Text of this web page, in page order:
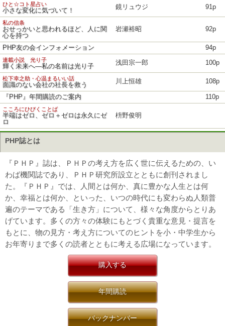
ひと☆コト星占い
小さな変化に気づいて！ 鏡リュウジ 91p
私の信条
おせっかいと思われるほど、人に関
心を持つ
岩瀬裕昭 92p
PHP友の会インフォメーション 94p
連載小説 光り子
輝く未来へ―私の名前は光り子 浅田宗一郎 100p
松下幸之助・心温まるいい話
面識のない会社の社長を救う 川上恒雄 108p
『PHP』年間購読のご案内 110p
こころにひびくことば
半端はゼロ、ゼロ＋ゼロは永久にゼ
ロ
枡野俊明
PHP誌とは
『ＰＨＰ』誌は、ＰＨＰの考え方を広く世に伝えるための、い
わば機関誌であり、ＰＨＰ研究所設立とともに創刊されまし
た。『ＰＨＰ』では、人間とは何か、真に豊かな人生とは何
か、幸福とは何か、といった、いつの時代にも変わらぬ人類普
遍のテーマである「生き方」について、様々な角度からとりあ
げています。多くの方々の体験にもとづく貴重な意見・提言を
もとに、物の見方・考え方についてのヒントを小・中学生から
お年寄りまで多くの読者とともに考える広場になっています。
購入する
年間購読
バックナンバー